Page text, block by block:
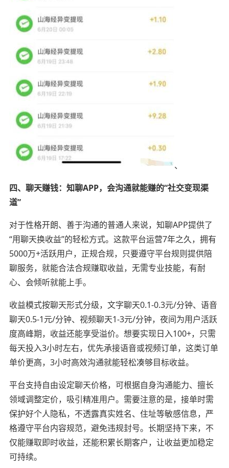
、
四、聊天赚钱：知聊APP，会沟通就能赚的“社交变现渠
道”
对于性格开朗、善于沟通的普通人来说，知聊APP提供了
“用聊天换收益”的轻松方式。这款平台运营7年之久，拥有
5000万+活跃用户，正规合规，只要遵守平台规则提供陪
聊服务，就能合法合规赚取收益，无需专业技能，有耐
心、会倾听就能上手。
收益模式按聊天形式分级，文字聊天0.1-0.3元/分钟、语音
聊天0.5-1元/分钟、视频聊天1-3元/分钟，夜间为用户活跃
度高峰期，收益还能享受溢价。想要实现日入100+，只需
每天投入3小时左右，优先承接语音或视频订单，这类订单
单价更高，3小时高效沟通就能轻松凑够目标收益。
平台支持自由设定聊天价格，可根据自身沟通能力、擅长
领域调整定价，吸引精准用户。需要注意的是，接单时需
保护好个人隐私，不透露真实姓名、住址等敏感信息，严
格遵守平台内容规范，避免违规封号。长期坚持下来，不
仅能赚取即时收益，还能积累长期客户，让收益更加稳定
可持续。